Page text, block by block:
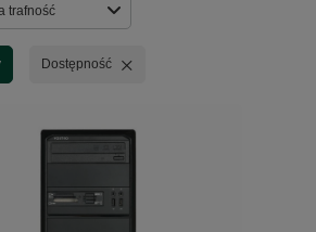
trafność
Usuń filtr
Dostępność